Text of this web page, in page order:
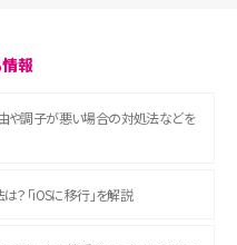
報
や調子が悪い場合の対処法などを
？「iOSに移行」を解説